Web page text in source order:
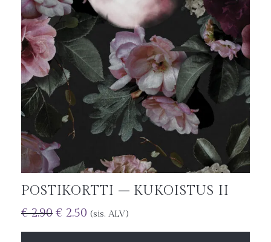
POSTIKORTTI – KUKOISTUS II
€2.90 € 2.50 (sis. ALV)